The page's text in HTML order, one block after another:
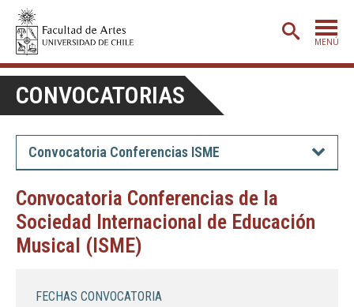
MENÚ
PORTADA
ADMISIÓN
ETAPA BÁSICA
CARRERAS
POSTGRADO
BIBLIOTECA
CONVOCATORIAS
Convocatoria Conferencias ISME
Convocatoria Conferencias de la
Sociedad Internacional de Educación
Musical (ISME)
FECHAS CONVOCATORIA